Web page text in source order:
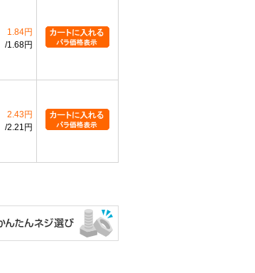
1.84円
1.68円
2.43円
2.21円